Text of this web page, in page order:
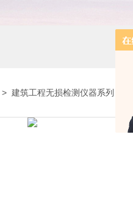
> 建筑工程无损检测仪器系列